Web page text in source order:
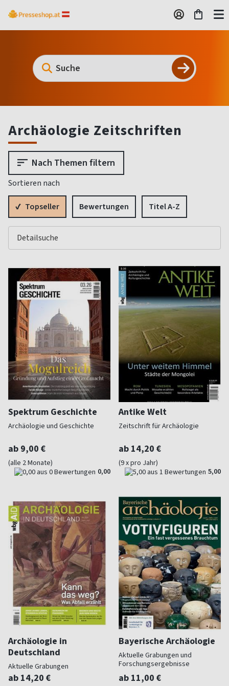
Archäologie Zeitschriften
Nach Themen filtern
Sortieren nach
Topseller Bewertungen Titel A-Z
Spektrum Geschichte
Archäologie und Geschichte
ab 9,00 €
(alle 2 Monate)
0,00
Antike Welt
Zeitschrift für Archäologie
ab 14,20 €
(9 x pro Jahr)
5,00
Archäologie in
Deutschland
Aktuelle Grabungen
ab 14,20 €
Bayerische Archäologie
Aktuelle Grabungen und
Forschungsergebnisse
ab 11,00 €